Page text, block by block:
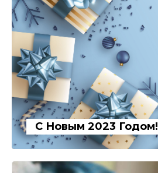
С Новым 2023 Годом!